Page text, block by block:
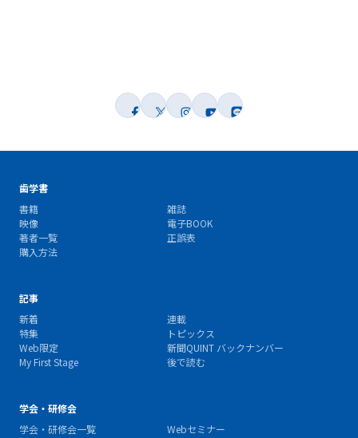
歯学書
書籍
雑誌
映像
電子BOOK
著者一覧
正誤表
購入方法
記事
新着
連載
特集
トピックス
Web限定
新聞QUINT バックナンバー
My First Stage
後で読む
学会・研修会
学会・研修会一覧
Webセミナー